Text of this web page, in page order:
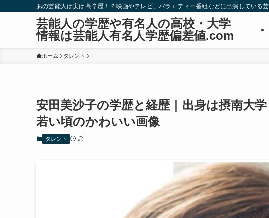
あの芸能人は実は高学歴！？映画やテレビ、バラエティー番組などに出演している
芸能人の学歴や有名人の高校・大学
情報は芸能人有名人学歴偏差値.com
ホーム タレント
安田美沙子の学歴と経歴｜出身は摂南大
若い頃のかわいい画像
タレント